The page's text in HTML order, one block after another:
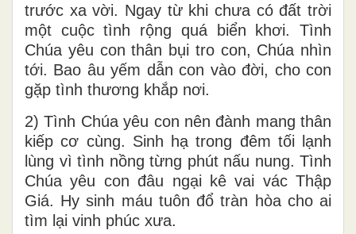
trước xa vời. Ngay từ khi chưa có đất trời
một cuộc tình rộng quá biển khơi. Tình
Chúa yêu con thân bụi tro con, Chúa nhìn
tới. Bao âu yếm dẫn con vào đời, cho con
gặp tình thương khắp nơi.
2) Tình Chúa yêu con nên đành mang thân
kiếp cơ cùng. Sinh hạ trong đêm tối lạnh
lùng vì tình nồng từng phút nấu nung. Tình
Chúa yêu con đâu ngại kê vai vác Thập
Giá. Hy sinh máu tuôn đổ tràn hòa cho ai
tìm lại vinh phúc xưa.